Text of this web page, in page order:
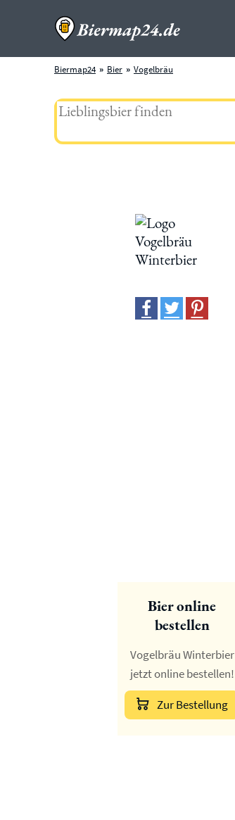
Biermap24 Bier Vogelbräu
Bier online
bestellen
Vogelbräu Winterbier
jetzt online bestellen!
Zur Bestellung